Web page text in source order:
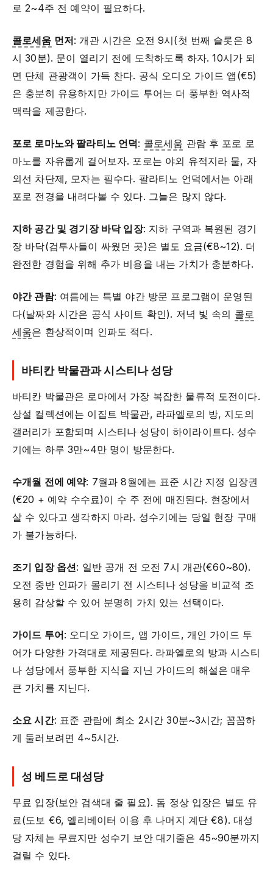
로 2~4주 전 예약이 필요하다.
콜로세움 먼저: 개관 시간은 오전 9시(첫 번째 슬롯은 8
시 30분). 문이 열리기 전에 도착하도록 하자. 10시가 되
면 단체 관광객이 가득 찬다. 공식 오디오 가이드 앱(€5)
은 충분히 유용하지만 가이드 투어는 더 풍부한 역사적
맥락을 제공한다.
포로 로마노와 팔라티노 언덕: 콜로세움 관람 후 포로 로
마노를 자유롭게 걸어보자. 포로는 야외 유적지라 물, 자
외선 차단제, 모자는 필수다. 팔라티노 언덕에서는 아래
포로 전경을 내려다볼 수 있다. 그늘은 많지 않다.
지하 공간 및 경기장 바닥 입장: 지하 구역과 복원된 경기
장 바닥(검투사들이 싸웠던 곳)은 별도 요금(€8~12). 더
완전한 경험을 위해 추가 비용을 내는 가치가 충분하다.
야간 관람: 여름에는 특별 야간 방문 프로그램이 운영된
다(날짜와 시간은 공식 사이트 확인). 저녁 빛 속의 콜로
세움은 환상적이며 인파도 적다.
바티칸 박물관과 시스티나 성당
바티칸 박물관은 로마에서 가장 복잡한 물류적 도전이다.
상설 컬렉션에는 이집트 박물관, 라파엘로의 방, 지도의
갤러리가 포함되며 시스티나 성당이 하이라이트다. 성수
기에는 하루 3만~4만 명이 방문한다.
수개월 전에 예약: 7월과 8월에는 표준 시간 지정 입장권
(€20 + 예약 수수료)이 수 주 전에 매진된다. 현장에서
살 수 있다고 생각하지 마라. 성수기에는 당일 현장 구매
가 불가능하다.
조기 입장 옵션: 일반 공개 전 오전 7시 개관(€60~80).
오전 중반 인파가 몰리기 전 시스티나 성당을 비교적 조
용히 감상할 수 있어 분명히 가치 있는 선택이다.
가이드 투어: 오디오 가이드, 앱 가이드, 개인 가이드 투
어가 다양한 가격대로 제공된다. 라파엘로의 방과 시스티
나 성당에서 풍부한 지식을 지닌 가이드의 해설은 매우
큰 가치를 지닌다.
소요 시간: 표준 관람에 최소 2시간 30분~3시간; 꼼꼼하
게 둘러보려면 4~5시간.
성 베드로 대성당
무료 입장(보안 검색대 줄 필요). 돔 정상 입장은 별도 유
료(도보 €6, 엘리베이터 이용 후 나머지 계단 €8). 대성
당 자체는 무료지만 성수기 보안 대기줄은 45~90분까지
걸릴 수 있다.